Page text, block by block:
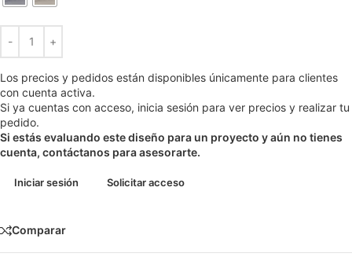
Los precios y pedidos están disponibles únicamente para clientes
con cuenta activa.
Si ya cuentas con acceso, inicia sesión para ver precios y realizar tu
pedido.
Si estás evaluando este diseño para un proyecto y aún no tienes
cuenta, contáctanos para asesorarte.
Iniciar sesión Solicitar acceso
Comparar